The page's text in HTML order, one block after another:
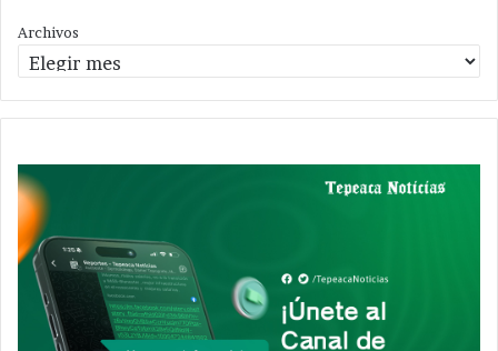
Archivos